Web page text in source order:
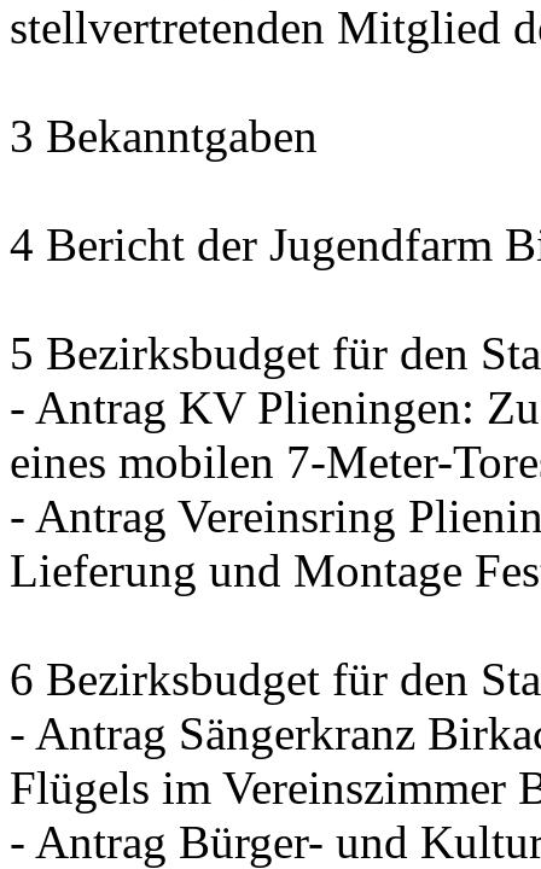
stellvertretenden Mitglied
3 Bekanntgaben
4 Bericht der Jugendfarm
5 Bezirksbudget für den
- Antrag KV Plieningen:
eines mobilen 7-Meter-
- Antrag Vereinsring
Lieferung und Montage
6 Bezirksbudget für den
- Antrag Sängerkranz
Flügels im Vereinszimmer
- Antrag Bürger- und